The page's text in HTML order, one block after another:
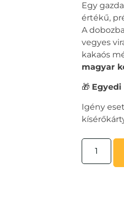
Egy
értékű,
A
vegyes
kakaós
magyar
🎁 Egyedi
Igény